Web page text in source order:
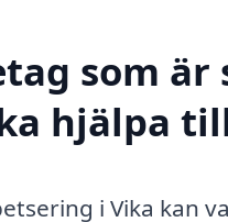
som är
hjälpa
i Vika kan